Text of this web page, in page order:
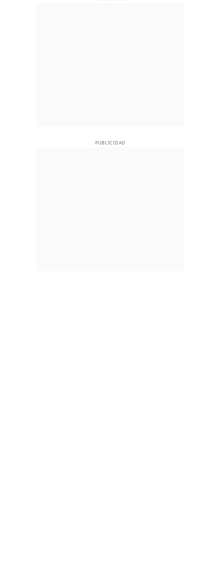
PUBLICIDAD